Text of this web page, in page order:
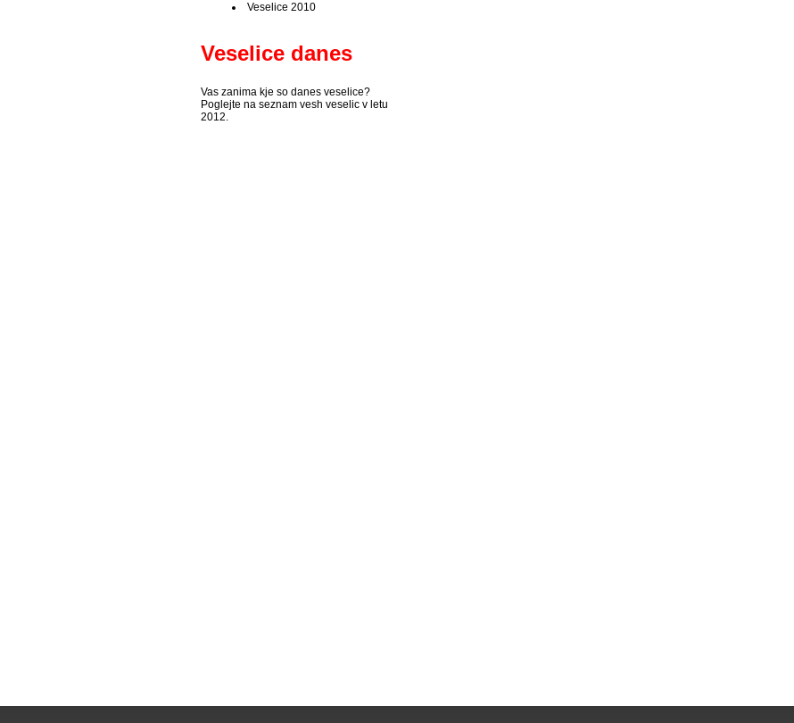
Veselice 2010
Veselice danes
Vas zanima kje so danes veselice?
Poglejte na seznam vesh veselic v letu
2012.